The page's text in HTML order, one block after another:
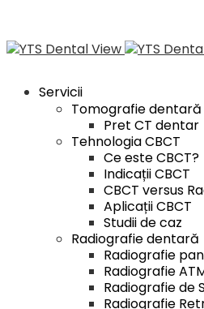
Servicii
Tomografie dentară
Pret CT dentar
Tehnologia CBCT
Ce este CBCT?
Indicații CBCT
CBCT versus
Aplicații CBCT
Studii de caz
Radiografie dentară
Radiografie
Radiografie
Radiografie de
Radiografie